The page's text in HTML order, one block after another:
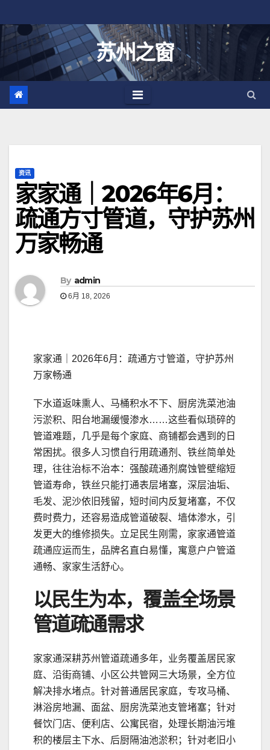
至
苏州之窗
资讯
家家通｜2026年6月：
疏通方寸管道，守护苏州
万家畅通
By admin
6月 18, 2026
家家通｜2026年6月：疏通方寸管道，守护苏州
万家畅通
下水道返味熏人、马桶积水不下、厨房洗菜池油
污淤积、阳台地漏缓慢渗水……这些看似琐碎的
管道难题，几乎是每个家庭、商铺都会遇到的日
常困扰。很多人习惯自行用疏通剂、铁丝简单处
理，往往治标不治本：强酸疏通剂腐蚀管壁缩短
管道寿命，铁丝只能打通表层堵塞，深层油垢、
毛发、泥沙依旧残留，短时间内反复堵塞，不仅
费时费力，还容易造成管道破裂、墙体渗水，引
发更大的维修损失。立足民生刚需，家家通管道
疏通应运而生，品牌名直白易懂，寓意户户管道
通畅、家家生活舒心。
以民生为本，覆盖全场景
管道疏通需求
家家通深耕苏州管道疏通多年，业务覆盖居民家
庭、沿街商铺、小区公共管网三大场景，全方位
解决排水堵点。针对普通居民家庭，专攻马桶、
淋浴房地漏、面盆、厨房洗菜池支管堵塞；针对
餐饮门店、便利店、公寓民宿，处理长期油污堆
积的楼层主下水、后厨隔油池淤积；针对老旧小